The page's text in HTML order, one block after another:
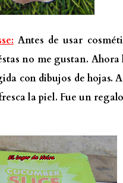
Antes de usar
no me gustan.
con dibujos de hojas.
la piel. Fue un